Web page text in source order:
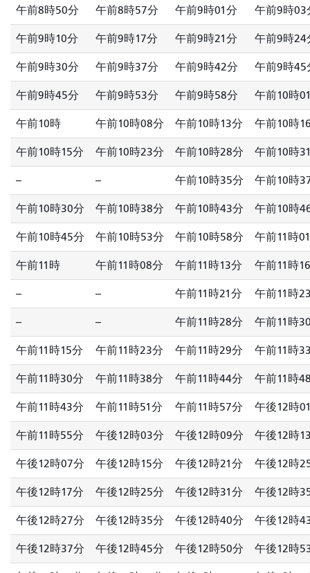
午前8時50分 午前8時57分 午前9時01分 午前9時03
午前9時10分 午前9時17分 午前9時21分 午前9時24
午前9時30分 午前9時37分 午前9時42分 午前9時45
午前9時45分 午前9時53分 午前9時58分 午前10時
午前10時 午前10時08分 午前10時13分 午前10時
午前10時15分 午前10時23分 午前10時28分 午前10時
-- -- 午前10時35分 午前10時
午前10時30分 午前10時38分 午前10時43分 午前10時
午前10時45分 午前10時53分 午前10時58分 午前11時
午前11時 午前11時08分 午前11時13分 午前11時
-- -- 午前11時21分 午前11時
-- -- 午前11時28分 午前11時
午前11時15分 午前11時23分 午前11時29分 午前11時
午前11時30分 午前11時38分 午前11時44分 午前11時
午前11時43分 午前11時51分 午前11時57分 午後12時
午前11時55分 午後12時03分 午後12時09分 午後12時
午後12時07分 午後12時15分 午後12時21分 午後12時
午後12時17分 午後12時25分 午後12時31分 午後12時
午後12時27分 午後12時35分 午後12時40分 午後12時
午後12時37分 午後12時45分 午後12時50分 午後12時